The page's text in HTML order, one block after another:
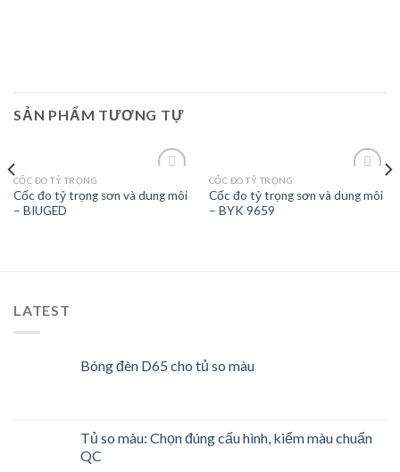
SẢN PHẨM TƯƠNG TỰ
CỐC ĐO TỶ TRỌNG
Cốc đo tỷ trọng sơn và dung môi
– BIUGED
CỐC ĐO TỶ TRỌNG
Cốc đo tỷ trọng sơn và dung môi
– BYK 9659
LATEST
Bóng đèn D65 cho tủ so màu
Tủ so màu: Chọn đúng cấu hình, kiểm màu chuẩn
QC